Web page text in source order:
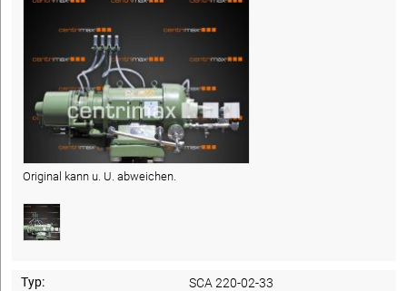
Original kann u. U. abweichen.
Typ:
SCA 220-02-33